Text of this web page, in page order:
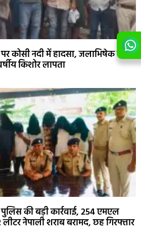
कोसी नदी में हादसा, जलाभिषेक से
किशोर लापता
की बड़ी कार्रवाई, 254 एमएल
नेपाली शराब बरामद, छह गिरफ्तार